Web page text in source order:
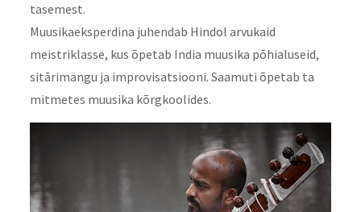
tasemest.
Muusikaeksperdina juhendab Hindol arvukaid
meistriklasse, kus õpetab India muusika põhialuseid,
sitārimängu ja improvisatsiooni. Saamuti õpetab ta
mitmetes muusika kõrgkoolides.